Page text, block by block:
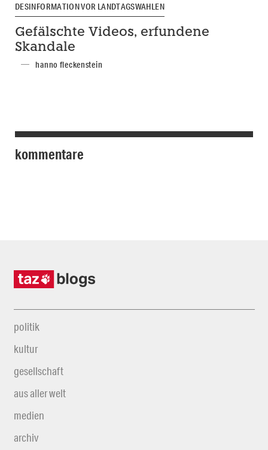
DESINFORMATION VOR LANDTAGSWAHLEN
Gefälschte Videos, erfundene
Skandale
hanno fleckenstein
kommentare
politik
kultur
gesellschaft
aus aller welt
medien
archiv